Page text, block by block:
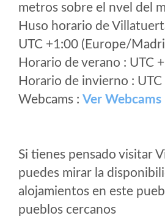
metros sobre el nvel del
Huso horario de
UTC +1:00 (Europe/
Horario de verano : UTC
Horario de invierno :
Webcams : Ver Webcams
Si tienes pensado visitar
puedes mirar la
alojamientos en este
pueblos cercanos